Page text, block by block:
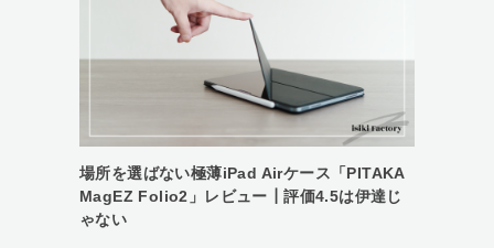
場所を選ばない極薄iPad Airケース「PITAKA
MagEZ Folio2」レビュー┃評価4.5は伊達じ
ゃない